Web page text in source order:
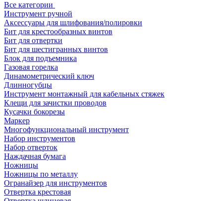
Все категории
Инструмент ручной
Аксессуары для шлифования/полировки
Бит для крестообразных винтов
Бит для отвертки
Бит для шестигранных винтов
Блок для подъемника
Газовая горелка
Динамометрический ключ
Длинногубцы
Инструмент монтажный для кабельных стяжек
Клещи для зачистки проводов
Кусачки бокорезы
Маркер
Многофункциональный инструмент
Набор инструментов
Набор отверток
Наждачная бумага
Ножницы
Ножницы по металлу
Огранайзер для инструментов
Отвертка крестовая